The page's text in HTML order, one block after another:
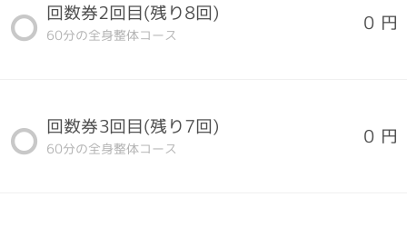
回数券2回目(残り8回)
60分の全身整体コース
0 円
回数券3回目(残り7回)
60分の全身整体コース
0 円